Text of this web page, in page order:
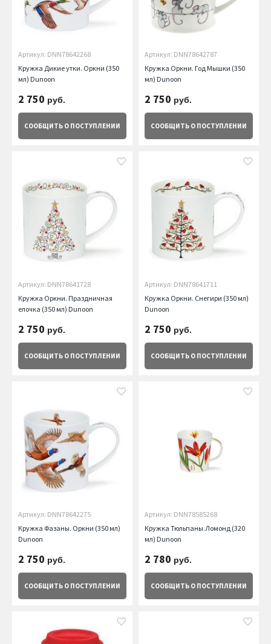
Артикул: DNN78642268
Кружка Дикие утки. Оркни (350
мл) Dunoon
2 750 руб.
СООБЩИТЬ О ПОСТУПЛЕНИИ
Артикул: DNN78642787
Кружка Оркни. Год Мышки (350
мл) Dunoon
2 750 руб.
СООБЩИТЬ О ПОСТУПЛЕНИИ
Артикул: DNN78641728
Кружка Оркни. Праздничная
елочка (350 мл) Dunoon
2 750 руб.
СООБЩИТЬ О ПОСТУПЛЕНИИ
Артикул: DNN78641711
Кружка Оркни. Снегири (350 мл)
Dunoon
2 750 руб.
СООБЩИТЬ О ПОСТУПЛЕНИИ
Артикул: DNN78642275
Кружка Фазаны. Оркни (350 мл)
Dunoon
2 750 руб.
СООБЩИТЬ О ПОСТУПЛЕНИИ
Артикул: DNN78585268
Кружка Тюльпаны.Ломонд (320
мл) Dunoon
2 780 руб.
СООБЩИТЬ О ПОСТУПЛЕНИИ